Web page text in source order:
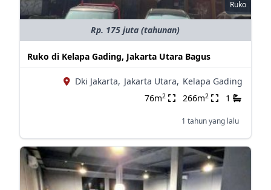
Ruko
Rp. 175 juta (tahunan)
Ruko di Kelapa Gading, Jakarta Utara Bagus
Dki Jakarta, Jakarta Utara, Kelapa Gading
76m2 266m2 1
1 tahun yang lalu